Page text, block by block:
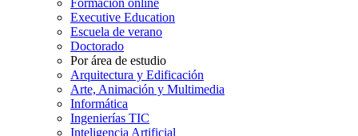
Formación online
Executive Education
Escuela de verano
Doctorado
Por área de estudio
Arquitectura y Edificación
Arte, Animación y Multimedia
Informática
Ingenierías TIC
Inteligencia Artificial